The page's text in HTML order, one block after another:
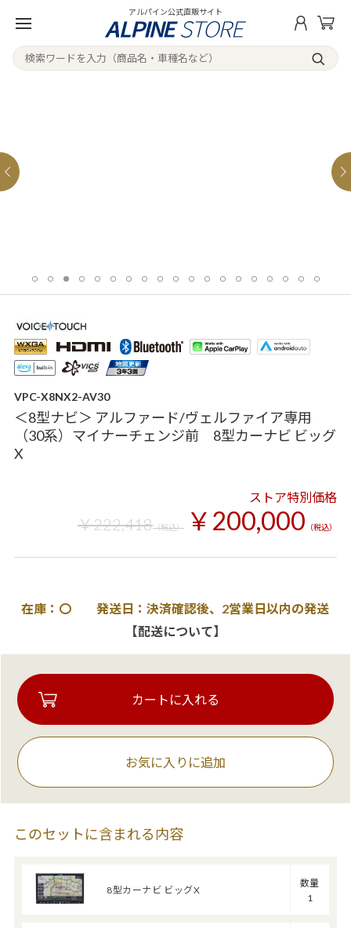
アルパイン公式直販サイト
VPC-X8NX2-AV30
＜8型ナビ＞ アルファード/ヴェルファイア専用
（30系）マイナーチェンジ前 8型カーナビ ビッグ
X
ストア特別価格
￥222,418（税込） ￥200,000 （税込）
在庫：〇 発送日：決済確認後、2営業日以内の発送
【配送について】
お気に入りに追加
このセットに含まれる内容
8型カーナビ ビッグX
数量
1